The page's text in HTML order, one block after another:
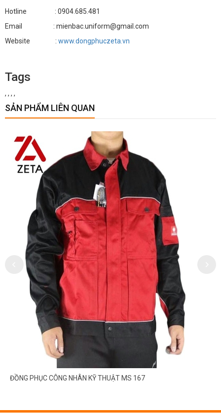
Hotline : 0904.685.481
Email : mienbac.uniform@gmail.com
Website : www.dongphuczeta.vn
Tags
, , , ,
SẢN PHẨM LIÊN QUAN
ĐỒNG PHỤC CÔNG NHÂN KỸ THUẬT MS 167